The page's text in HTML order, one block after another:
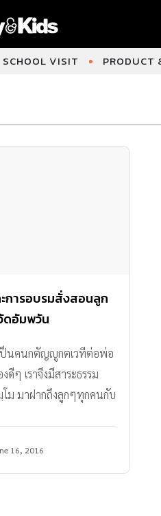
SCHOOL VISIT PRODUCT
การอบรมสั่งสอนลูก
อัมพวัน
ป็นคนกตัญญูกตเวทีต่อพ่อ
ดีๆ เราจึงมีสาระธรรม
ม มาฝากถึงลูกๆทุกคนกับ
16, 2016